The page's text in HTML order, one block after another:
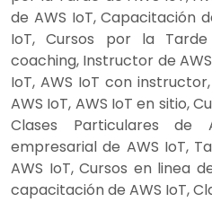
de AWS IoT, Capacitación
IoT, Cursos por la
coaching, Instructor de
IoT, AWS IoT con
AWS IoT, AWS IoT en sitio,
Clases Particulares de
empresarial de AWS IoT,
AWS IoT, Cursos en linea
capacitación de AWS IoT,